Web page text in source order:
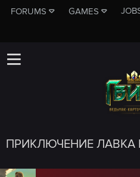
FORUMS GAMES
ПРИКЛЮЧЕНИЕ ЛАВКА